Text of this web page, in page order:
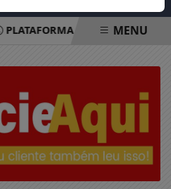
PLATAFORMA OFERECE ESCUTA
MENU